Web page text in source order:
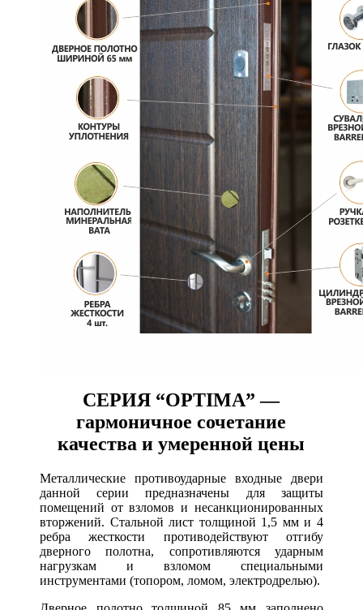
СЕРИЯ “OPTIMA” ―
гармоничное сочетание
качества и умеренной цены
Металлические противоударные входные двери
данной серии предназначены для защиты
помещений от взломов и несанкционированных
вторжений. Стальной лист толщиной 1,5 мм и 4
ребра жесткости противодействуют отгибу
дверного полотна, сопротивляются ударным
нагрузкам и взломом специальными
инструментами (топором, ломом, электродрелью).